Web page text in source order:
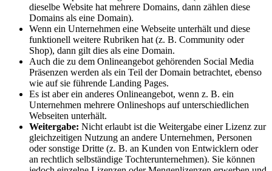
dieselbe Website hat mehrere Domains, dann zählen diese
Domains als eine Domain).
Wenn ein Unternehmen eine Webseite unterhält und diese
funktionell weitere Rubriken hat (z. B. Community oder
Shop), dann gilt dies als eine Domain.
Auch die zu dem Onlineangebot gehörenden Social Media
Präsenzen werden als ein Teil der Domain betrachtet, ebenso
wie auf sie führende Landing Pages.
Es ist aber ein anderes Onlineangebot, wenn z. B. ein
Unternehmen mehrere Onlineshops auf unterschiedlichen
Webseiten unterhält.
Weitergabe: Nicht erlaubt ist die Weitergabe einer Lizenz zur
gleichzeitigen Nutzung an andere Unternehmen, Personen
oder sonstige Dritte (z. B. an Kunden von Entwicklern oder
an rechtlich selbständige Tochterunternehmen). Sie können